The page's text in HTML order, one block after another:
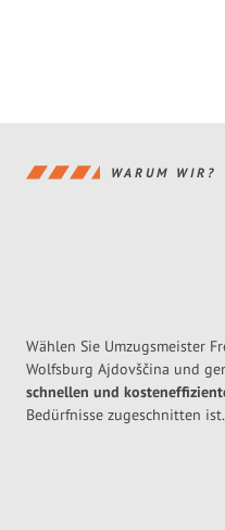
WARUM WIR?
Wählen Sie Umzugsmeister
Wolfsburg Ajdovščina und
schnellen und
Bedürfnisse zugeschnitten ist.